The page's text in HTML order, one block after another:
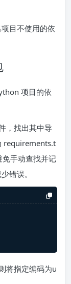
目不使用的依
项目的依
，找出其中导
requirements.t
手动查找并记
错误。
将指定编码为u